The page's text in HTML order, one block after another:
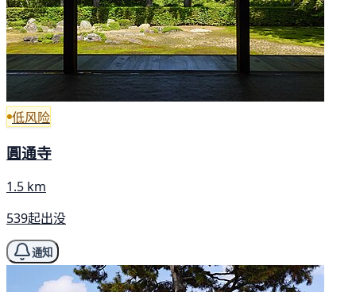
低风险
圓通寺
1.5 km
539起出没
通知